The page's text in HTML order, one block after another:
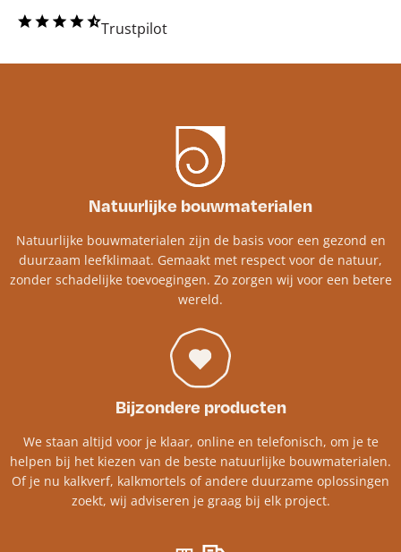
Trustpilot
Natuurlijke bouwmaterialen
Natuurlijke bouwmaterialen zijn de basis voor een gezond en
duurzaam leefklimaat. Gemaakt met respect voor de natuur,
zonder schadelijke toevoegingen. Zo zorgen wij voor een betere
wereld.
Bijzondere producten
We staan altijd voor je klaar, online en telefonisch, om je te
helpen bij het kiezen van de beste natuurlijke bouwmaterialen.
Of je nu kalkverf, kalkmortels of andere duurzame oplossingen
zoekt, wij adviseren je graag bij elk project.​